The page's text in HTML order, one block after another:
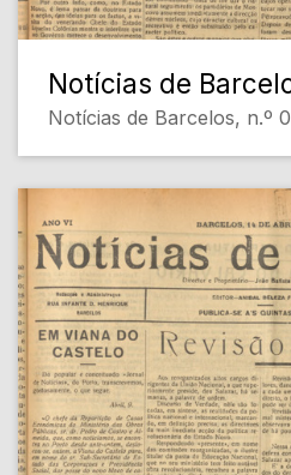
Notícias de
Notícias de Barcelos, n.º